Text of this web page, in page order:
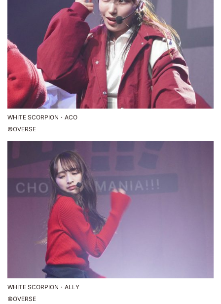
WHITE SCORPION・ACO
©OVERSE
WHITE SCORPION・ALLY
©OVERSE